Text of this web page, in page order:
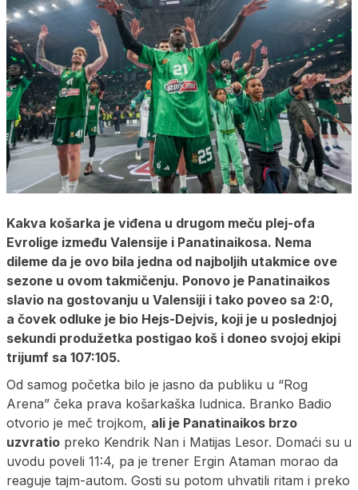
Kakva košarka je viđena u drugom meču plej-ofa
Evrolige između Valensije i Panatinaikosa. Nema
dileme da je ovo bila jedna od najboljih utakmice ove
sezone u ovom takmičenju. Ponovo je Panatinaikos
slavio na gostovanju u Valensiji i tako poveo sa 2:0,
a čovek odluke je bio Hejs-Dejvis, koji je u poslednjoj
sekundi produžetka postigao koš i doneo svojoj ekipi
trijumf sa 107:105.
Od samog početka bilo je jasno da publiku u “Rog
Arena” čeka prava košarkaška ludnica. Branko Badio
otvorio je meč trojkom, ali je Panatinaikos brzo
uzvratio preko Kendrik Nan i Matijas Lesor. Domaći su u
uvodu poveli 11:4, pa je trener Ergin Ataman morao da
reaguje tajm-autom. Gosti su potom uhvatili ritam i preko